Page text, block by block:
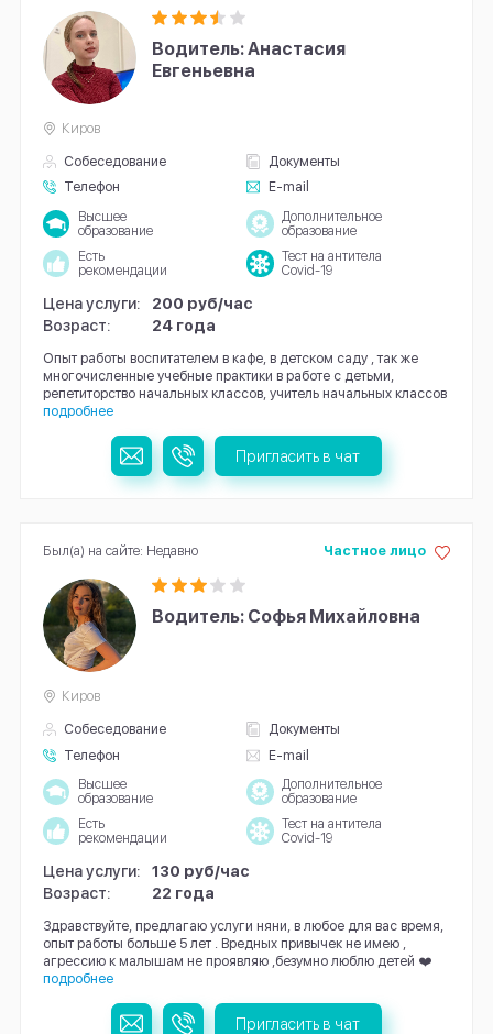
Водитель: Анастасия
Евгеньевна
Собеседование
Документы
Телефон
E-mail
Киров
Высшее
образование
Дополнительное
образование
Есть
рекомендации
Тест на антитела
Covid-19
Цена услуги:
200 руб/час
Возраст:
24 года
Опыт работы воспитателем в кафе, в детском саду , так же
многочисленные учебные практики в работе с детьми,
репетиторство начальных классов, учитель начальных классов
подробнее
Пригласить в чат
Водитель: Софья Михайловна
Собеседование
Документы
Телефон
E-mail
Частное лицо
Киров
Высшее
образование
Дополнительное
образование
Есть
рекомендации
Тест на антитела
Covid-19
Цена услуги:
130 руб/час
Возраст:
22 года
Здравствуйте, предлагаю услуги няни, в любое для вас время,
опыт работы больше 5 лет . Вредных привычек не имею ,
агрессию к малышам не проявляю ,безумно люблю детей ❤️
подробнее
Был(а) на сайте: Недавно
Пригласить в чат